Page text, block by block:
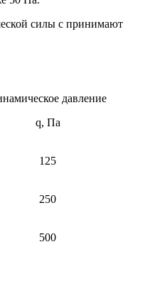
силы с принимают
давление
q, Па
125
250
500